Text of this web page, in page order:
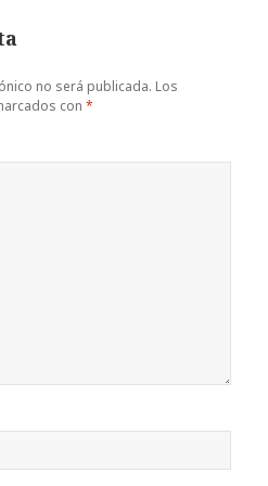
no será publicada. Los
con*